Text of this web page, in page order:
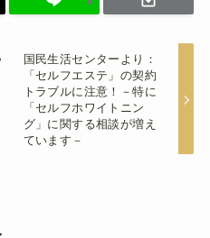
国民生活センターより：
「セルフエステ」の契約
トラブルに注意！－特に
「セルフホワイトニン
グ」に関する相談が増え
ています－